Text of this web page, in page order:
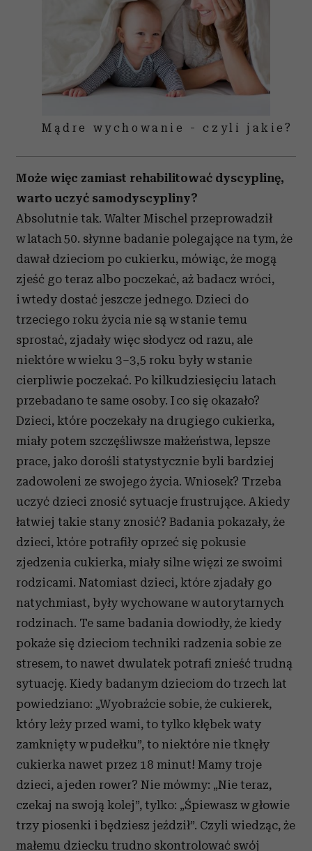
Mądre wychowanie - czyli jakie?
Może więc zamiast rehabilitować dyscyplinę,
warto uczyć samodyscypliny?
Absolutnie tak. Walter Mischel przeprowadził
w latach 50. słynne badanie polegające na tym, że
dawał dzieciom po cukierku, mówiąc, że mogą
zjeść go teraz albo poczekać, aż badacz wróci,
i wtedy dostać jeszcze jednego. Dzieci do
trzeciego roku życia nie są w stanie temu
sprostać, zjadały więc słodycz od razu, ale
niektóre w wieku 3–3,5 roku były w stanie
cierpliwie poczekać. Po kilkudziesięciu latach
przebadano te same osoby. I co się okazało?
Dzieci, które poczekały na drugiego cukierka,
miały potem szczęśliwsze małżeństwa, lepsze
prace, jako dorośli statystycznie byli bardziej
zadowoleni ze swojego życia. Wniosek? Trzeba
uczyć dzieci znosić sytuacje frustrujące. A kiedy
łatwiej takie stany znosić? Badania pokazały, że
dzieci, które potrafiły oprzeć się pokusie
zjedzenia cukierka, miały silne więzi ze swoimi
rodzicami. Natomiast dzieci, które zjadały go
natychmiast, były wychowane w autorytarnych
rodzinach. Te same badania dowiodły, że kiedy
pokaże się dzieciom techniki radzenia sobie ze
stresem, to nawet dwulatek potrafi znieść trudną
sytuację. Kiedy badanym dzieciom do trzech lat
powiedziano: „Wyobraźcie sobie, że cukierek,
który leży przed wami, to tylko kłębek waty
zamknięty w pudełku”, to niektóre nie tknęły
cukierka nawet przez 18 minut! Mamy troje
dzieci, a jeden rower? Nie mówmy: „Nie teraz,
czekaj na swoją kolej”, tylko: „Śpiewasz w głowie
trzy piosenki i będziesz jeździł”. Czyli wiedząc, że
małemu dziecku trudno skontrolować swój